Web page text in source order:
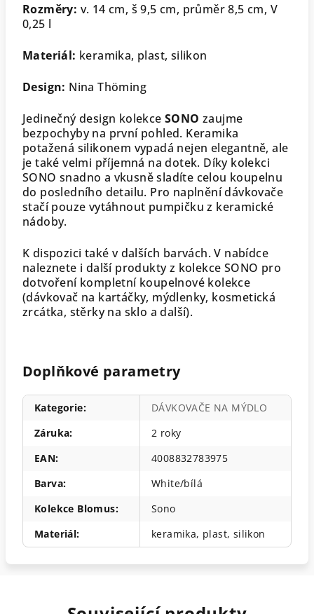
Rozměry: v. 14 cm, š 9,5 cm, průměr 8,5 cm, V
0,25 l
Materiál: keramika, plast, silikon
Design: Nina Thöming
Jedinečný design kolekce SONO zaujme
bezpochyby na první pohled. Keramika
potažená silikonem vypadá nejen elegantně, ale
je také velmi příjemná na dotek. Díky kolekci
SONO snadno a vkusně sladíte celou koupelnu
do posledního detailu. Pro naplnění dávkovače
stačí pouze vytáhnout pumpičku z keramické
nádoby.
K dispozici také v dalších barvách. V nabídce
naleznete i další produkty z kolekce SONO pro
dotvoření kompletní koupelnové kolekce
(dávkovač na kartáčky, mýdlenky, kosmetická
zrcátka, stěrky na sklo a další).
Doplňkové parametry
Kategorie:
DÁVKOVAČE NA MÝDLO
Záruka:
2 roky
EAN:
4008832783975
Barva:
White/bílá
Kolekce Blomus:
Sono
Materiál: keramika, plast, silikon